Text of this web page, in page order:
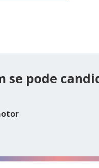
se pode